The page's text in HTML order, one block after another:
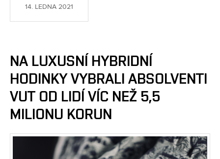
14. LEDNA 2021
NA LUXUSNÍ HYBRIDNÍ
HODINKY VYBRALI ABSOLVENTI
VUT OD LIDÍ VÍC NEŽ 5,5
MILIONU KORUN